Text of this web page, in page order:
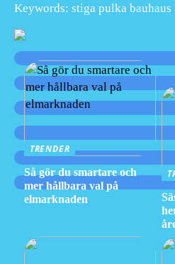
Keywords: stiga pulka bauhaus
TRENDER
Så gör du smartare och
mer hållbara val på
elmarknaden